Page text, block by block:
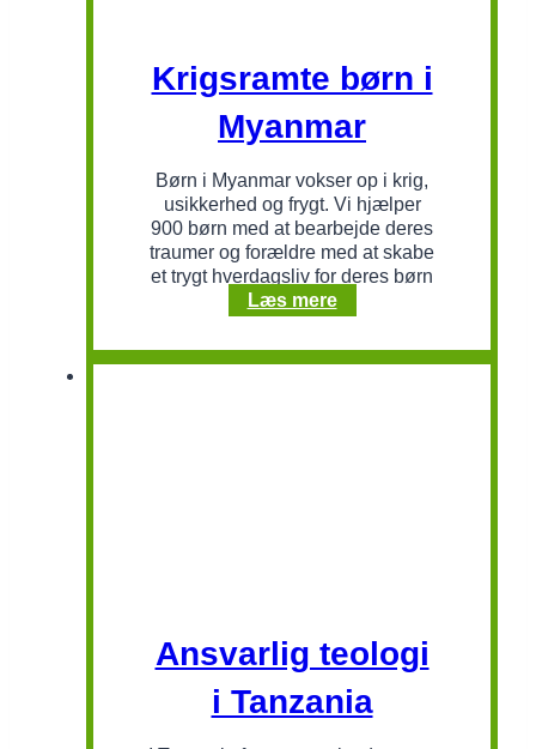
Krigsramte børn i
Myanmar
Børn i Myanmar vokser op i krig,
usikkerhed og frygt. Vi hjælper
900 børn med at bearbejde deres
traumer og forældre med at skabe
et trygt hverdagsliv for deres børn
Læs mereKrigsramte
i
Ansvarlig teologi
i Tanzania